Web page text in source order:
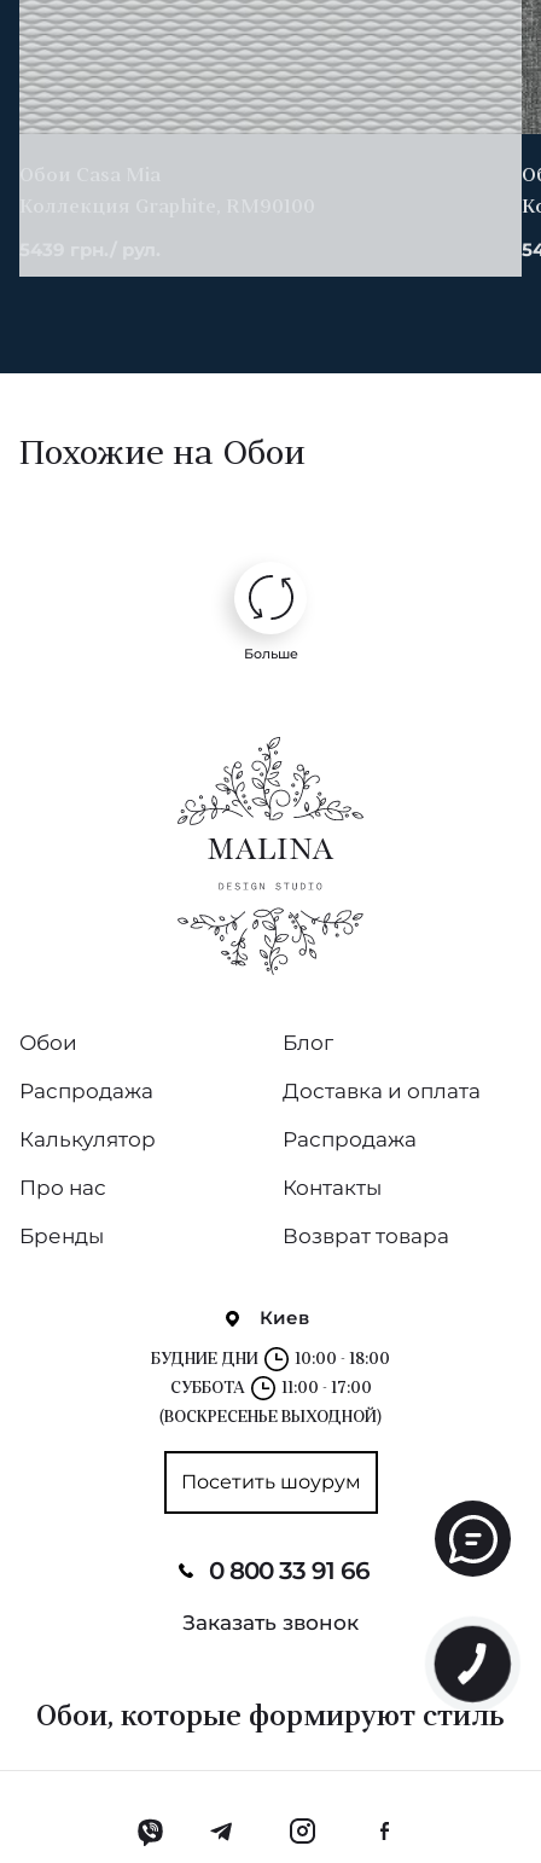
Похожие на Обои
Больше
Киев
БУДНИЕ ДНИ
10:00 - 18:00
СУББОТА
11:00 - 17:00
(ВОСКРЕСЕНЬЕ ВЫХОДНОЙ)
Посетить шоурум
0 800 33 91 66
Заказать звонок
Обои
Распродажа
Калькулятор
Про нас
Бренды
Блог
Доставка и оплата
Распродажа
Контакты
Возврат товара
Обои, которые формируют стиль